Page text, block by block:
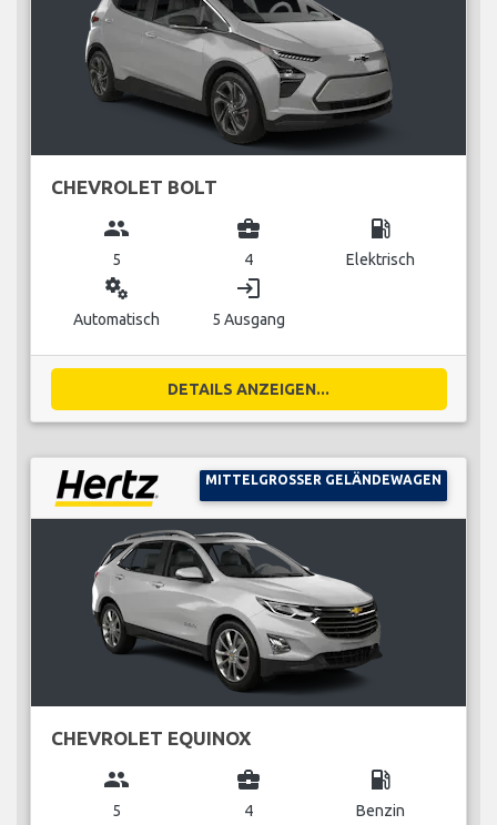
CHEVROLET BOLT
group
5
business_center
4
local_gas_station
Elektrisch
miscellaneous_services
Automatisch
login
5 Ausgang
DETAILS ANZEIGEN...
MITTELGROSSER GELÄNDEWAGEN
CHEVROLET EQUINOX
group
5
business_center
4
local_gas_station
Benzin